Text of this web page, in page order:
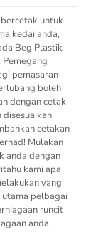
untuk
kedai anda,
Beg Plastik
pemasaran
boleh
dengan cetak
disesuaikan
cetakan
Mulakan
anda dengan
kami apa
yang
utama pelbagai
runcit
anda.